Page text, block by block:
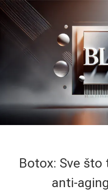
Botox: Sve što
anti-